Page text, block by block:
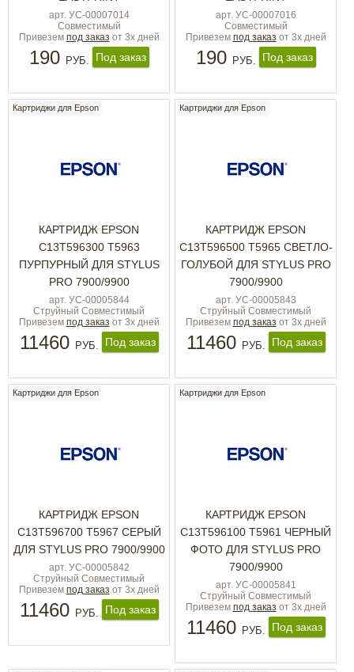
арт. УС-00007014
Совместимый
Привезем под заказ от 3х дней
190 РУБ. Под заказ
арт. УС-00007016
Совместимый
Привезем под заказ от 3х дней
190 РУБ. Под заказ
Картриджи для Epson
КАРТРИДЖ EPSON
C13T596300 T5963
ПУРПУРНЫЙ ДЛЯ STYLUS
PRO 7900/9900
арт. УС-00005844
Струйный Совместимый
Привезем под заказ от 3х дней
11460 РУБ. Под заказ
Картриджи для Epson
КАРТРИДЖ EPSON
C13T596500 T5965 СВЕТЛО-
ГОЛУБОЙ ДЛЯ STYLUS PRO
7900/9900
арт. УС-00005843
Струйный Совместимый
Привезем под заказ от 3х дней
11460 РУБ. Под заказ
Картриджи для Epson
КАРТРИДЖ EPSON
C13T596700 T5967 СЕРЫЙ
ДЛЯ STYLUS PRO 7900/9900
арт. УС-00005842
Струйный Совместимый
Привезем под заказ от 3х дней
11460 РУБ. Под заказ
Картриджи для Epson
КАРТРИДЖ EPSON
C13T596100 T5961 ЧЕРНЫЙ
ФОТО ДЛЯ STYLUS PRO
7900/9900
арт. УС-00005841
Струйный Совместимый
Привезем под заказ от 3х дней
11460 РУБ. Под заказ